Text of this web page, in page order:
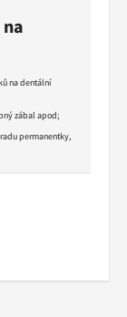
na dentální
zábal apod;
permanentky,